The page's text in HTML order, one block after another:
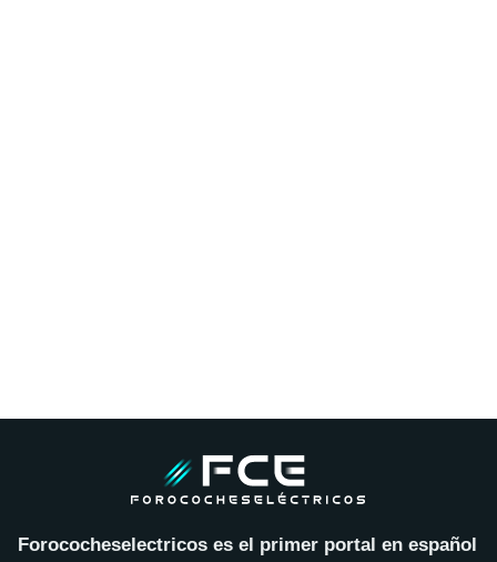
Forococheselectricos es el primer portal en español